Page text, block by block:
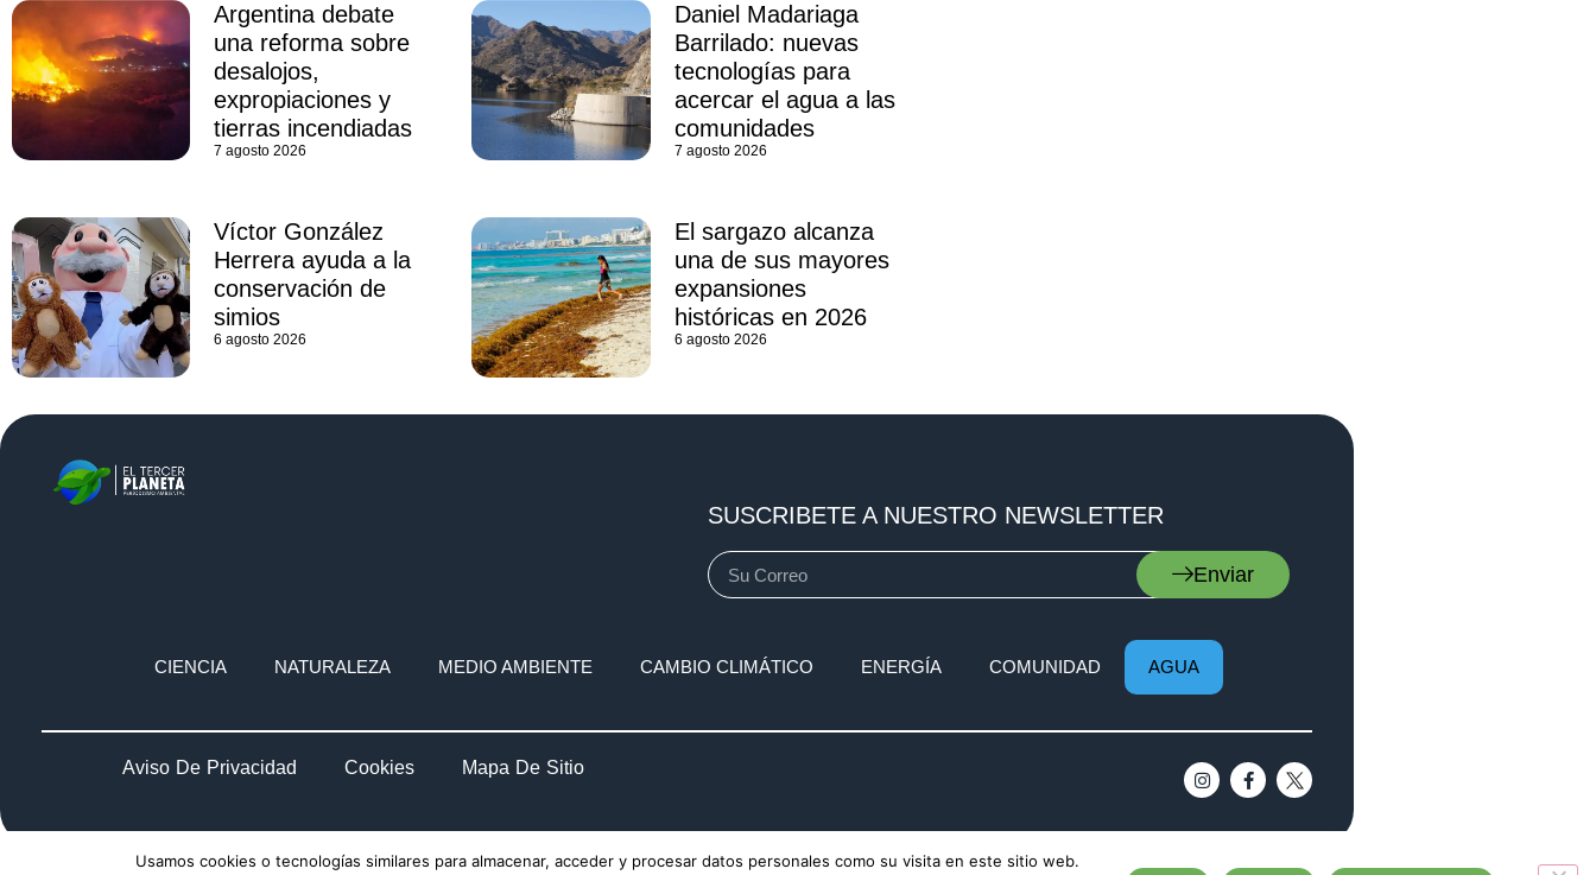
Argentina debate
una reforma sobre
desalojos,
expropiaciones y
tierras incendiadas
7 agosto 2026
Daniel Madariaga
Barrilado: nuevas
tecnologías para
acercar el agua a las
comunidades
7 agosto 2026
Víctor González
Herrera ayuda a la
conservación de
simios
6 agosto 2026
El sargazo alcanza
una de sus mayores
expansiones
históricas en 2026
6 agosto 2026
SUSCRIBETE A NUESTRO NEWSLETTER
Enviar
CIENCIA NATURALEZA MEDIO AMBIENTE CAMBIO CLIMÁTICO ENERGÍA COMUNIDAD AGUA
Aviso De Privacidad Cookies Mapa De Sitio
Usamos cookies o tecnologías similares para almacenar, acceder y procesar datos personales como su visita en este sitio web.